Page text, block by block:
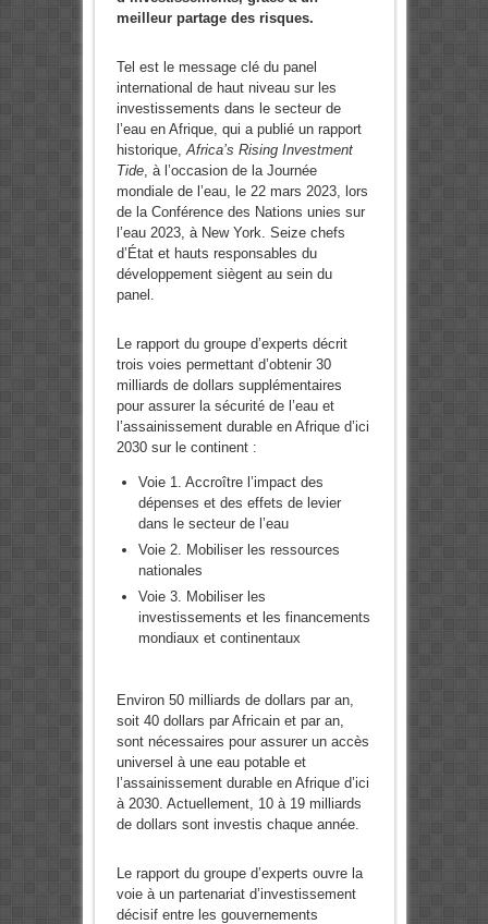
meilleur partage des risques.
Tel est le message clé du panel
international de haut niveau sur les
investissements dans le secteur de
l’eau en Afrique, qui a publié un rapport
historique, Africa’s Rising Investment
Tide, à l’occasion de la Journée
mondiale de l’eau, le 22 mars 2023, lors
de la Conférence des Nations unies sur
l’eau 2023, à New York. Seize chefs
d’État et hauts responsables du
développement siègent au sein du
panel.
Le rapport du groupe d’experts décrit
trois voies permettant d’obtenir 30
milliards de dollars supplémentaires
pour assurer la sécurité de l’eau et
l’assainissement durable en Afrique d’ici
2030 sur le continent :
Voie 1. Accroître l’impact des
dépenses et des effets de levier
dans le secteur de l’eau
Voie 2. Mobiliser les ressources
nationales
Voie 3. Mobiliser les
investissements et les financements
mondiaux et continentaux
Environ 50 milliards de dollars par an,
soit 40 dollars par Africain et par an,
sont nécessaires pour assurer un accès
universel à une eau potable et
l’assainissement durable en Afrique d’ici
à 2030. Actuellement, 10 à 19 milliards
de dollars sont investis chaque année.
Le rapport du groupe d’experts ouvre la
voie à un partenariat d’investissement
décisif entre les gouvernements